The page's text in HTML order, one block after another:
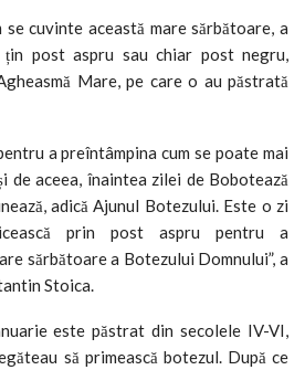
cuvinte această mare sărbătoare, a
țin post aspru sau chiar post negru,
Mare, pe care o au păstrată
a preîntâmpina cum se poate mai
de aceea, înaintea zilei de Bobotează
adică Ajunul Botezului. Este o zi
prin post aspru pentru a
sărbătoare a Botezului Domnului”, a
Stoica.
este păstrat din secolele IV-VI,
să primească botezul. După ce